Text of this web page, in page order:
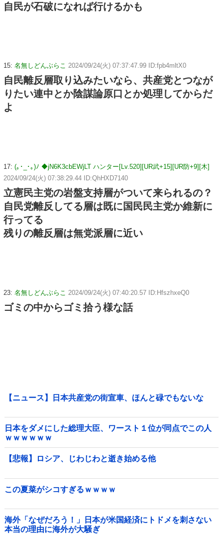
自民が石破になれば行けるかも
15: 名無しどんぶらこ 2024/09/24(火) 07:37:47.99 ID:fpb4mltX0
自民離反層取り込みたいなら、共産党とつなが
りたい連中とか陰謀論原口とか処理してからだ
よ
17: (｡･_･｡)ﾉ ◆jN6K3cbEWjLT ハンター[Lv.520][UR武+15][UR防+9][木]
2024/09/24(火) 07:38:29.44 ID:QhHXD7140
立憲民主党の岩盤支持層がついて来られるの？
自民党離反してる層は既に国民民主党か維新に
行ってる
残りの離反層は無党派層に近い
23: 名無しどんぶらこ 2024/09/24(火) 07:40:20.57 ID:HfszhxeQ0
ゴミの中からゴミ拾う様な話
【ニュース】日本共産党の街宣車、ほんと碌でもないな
日本をダメにした総理大臣、ワースト１位が同点でこの人
ｗｗｗｗｗｗ
【悲報】ロシア、じわじわと逝き始める他
この夏菜がシコすぎるｗｗｗｗ
海外「なぜだろう！」日本が米国経済にトドメを刺さない
本当の理由に海外が大騒ぎ